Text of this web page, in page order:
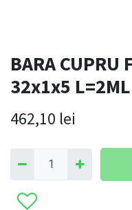
BARA CUPRU
32x1x5 L=2ML
462,10 lei